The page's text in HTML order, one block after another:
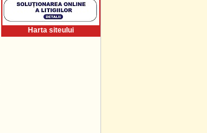
Harta siteului